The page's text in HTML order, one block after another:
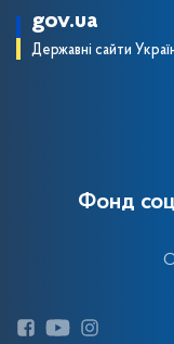
gov.ua
Державні сайти
Фонд